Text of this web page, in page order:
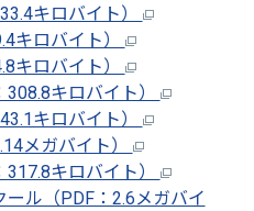
キロバイト）
キロバイト）
キロバイト）
キロバイト）
キロバイト）
メガバイト）
キロバイト）
ル（PDF：2.6メガバイ